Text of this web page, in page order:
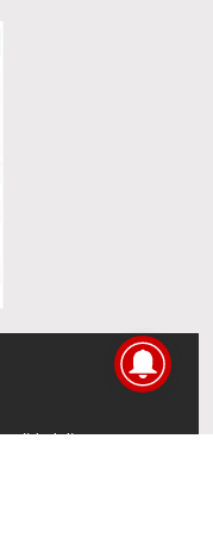
directamente en